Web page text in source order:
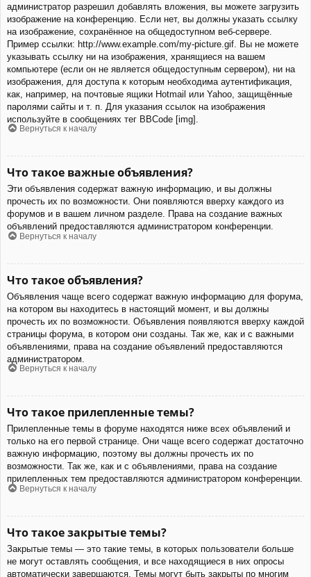
администратор разрешил добавлять вложения, вы можете загрузить
изображение на конференцию. Если нет, вы должны указать ссылку
на изображение, сохранённое на общедоступном веб-сервере.
Пример ссылки: http://www.example.com/my-picture.gif. Вы не можете
указывать ссылку ни на изображения, хранящиеся на вашем
компьютере (если он не является общедоступным сервером), ни на
изображения, для доступа к которым необходима аутентификация,
как, например, на почтовые ящики Hotmail или Yahoo, защищённые
паролями сайты и т. п. Для указания ссылок на изображения
используйте в сообщениях тег BBCode [img].
Вернуться к началу
Что такое важные объявления?
Эти объявления содержат важную информацию, и вы должны
прочесть их по возможности. Они появляются вверху каждого из
форумов и в вашем личном разделе. Права на создание важных
объявлений предоставляются администратором конференции.
Вернуться к началу
Что такое объявления?
Объявления чаще всего содержат важную информацию для форума,
на котором вы находитесь в настоящий момент, и вы должны
прочесть их по возможности. Объявления появляются вверху каждой
страницы форума, в котором они созданы. Так же, как и с важными
объявлениями, права на создание объявлений предоставляются
администратором.
Вернуться к началу
Что такое прилепленные темы?
Прилепленные темы в форуме находятся ниже всех объявлений и
только на его первой странице. Они чаще всего содержат достаточно
важную информацию, поэтому вы должны прочесть их по
возможности. Так же, как и с объявлениями, права на создание
прилепленных тем предоставляются администратором конференции.
Вернуться к началу
Что такое закрытые темы?
Закрытые темы — это такие темы, в которых пользователи больше
не могут оставлять сообщения, и все находящиеся в них опросы
автоматически завершаются. Темы могут быть закрыты по многим